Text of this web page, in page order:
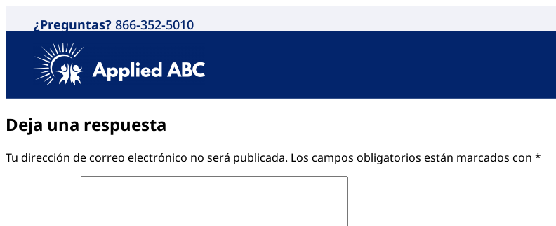
¿Preguntas? 866-352-5010
Deja una respuesta
Tu dirección de correo electrónico no será publicada. Los campos obligatorios están marcados con *